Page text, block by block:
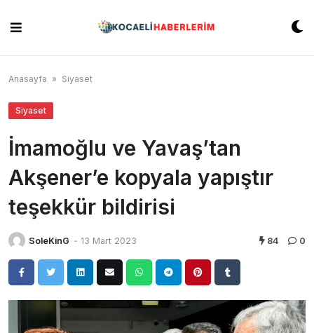
content
Anasayfa » Siyaset
Siyaset
İmamoğlu ve Yavaş’tan
Akşener’e kopyala yapıştır
teşekkür bildirisi
SoleKinG - 13 Mart 2023 84 0